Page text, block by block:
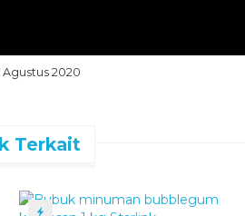
2020
Terkait